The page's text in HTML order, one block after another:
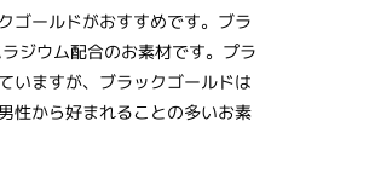
ゴールドがおすすめです。ブラ
ジウム配合のお素材です。プラ
いますが、ブラックゴールドは
性から好まれることの多いお素